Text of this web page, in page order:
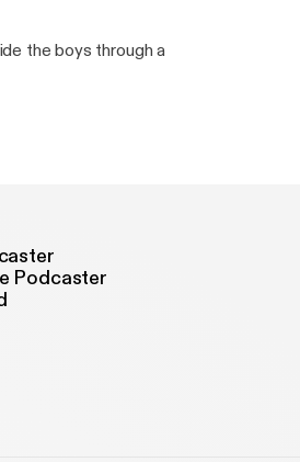
the boys through a
Podcaster